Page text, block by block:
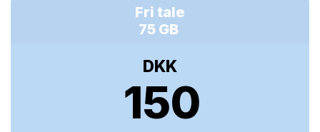
Fri tale
75 GB
DKK
150